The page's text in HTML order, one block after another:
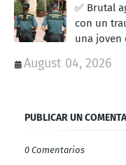
✅ Brutal
con un
una joven
August 04, 2026
PUBLICAR UN
0 Comentarios